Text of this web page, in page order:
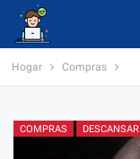
Hogar Compras
COMPRAS DESCANSAR